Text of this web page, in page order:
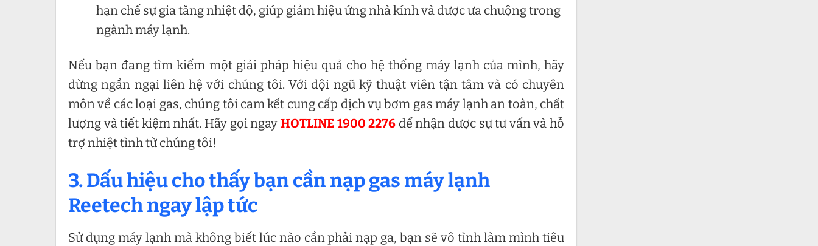
hạn chế sự gia tăng nhiệt độ, giúp giảm hiệu ứng nhà kính và được ưa chuộng trong
ngành máy lạnh.
Nếu bạn đang tìm kiếm một giải pháp hiệu quả cho hệ thống máy lạnh của mình, hãy
đừng ngần ngại liên hệ với chúng tôi. Với đội ngũ kỹ thuật viên tận tâm và có chuyên
môn về các loại gas, chúng tôi cam kết cung cấp dịch vụ bơm gas máy lạnh an toàn, chất
lượng và tiết kiệm nhất. Hãy gọi ngay HOTLINE 1900 2276 để nhận được sự tư vấn và hỗ
trợ nhiệt tình từ chúng tôi!
3. Dấu hiệu cho thấy bạn cần nạp gas máy lạnh
Reetech ngay lập tức
Sử dụng máy lạnh mà không biết lúc nào cần phải nạp ga, bạn sẽ vô tình làm mình tiêu